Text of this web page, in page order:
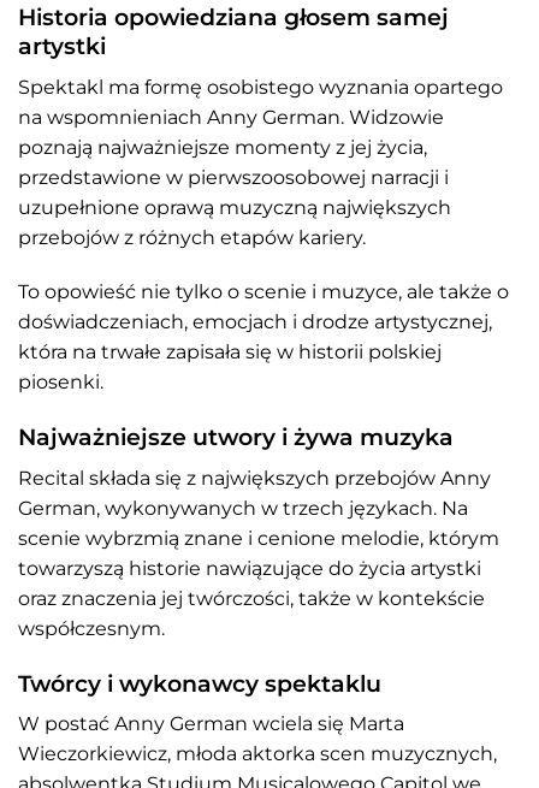
Historia opowiedziana głosem samej
artystki
Spektakl ma formę osobistego wyznania opartego
na wspomnieniach Anny German. Widzowie
poznają najważniejsze momenty z jej życia,
przedstawione w pierwszoosobowej narracji i
uzupełnione oprawą muzyczną największych
przebojów z różnych etapów kariery.
To opowieść nie tylko o scenie i muzyce, ale także o
doświadczeniach, emocjach i drodze artystycznej,
która na trwałe zapisała się w historii polskiej
piosenki.
Najważniejsze utwory i żywa muzyka
Recital składa się z największych przebojów Anny
German, wykonywanych w trzech językach. Na
scenie wybrzmią znane i cenione melodie, którym
towarzyszą historie nawiązujące do życia artystki
oraz znaczenia jej twórczości, także w kontekście
współczesnym.
Twórcy i wykonawcy spektaklu
W postać Anny German wciela się Marta
Wieczorkiewicz, młoda aktorka scen muzycznych,